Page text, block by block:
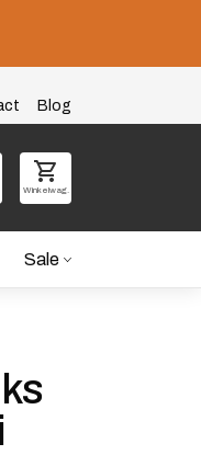
Blog
Winkelwag.
Sale